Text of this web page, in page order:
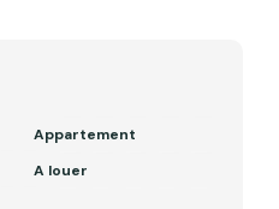
Appartement
A louer